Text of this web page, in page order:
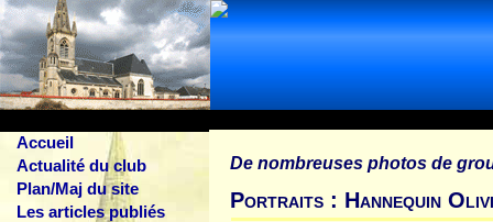
Accueil
Actualité du club
Plan/Maj du site
Les articles publiés
De nombreuses photos de
Portraits : Hannequin